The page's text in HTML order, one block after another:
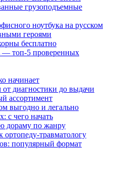
грузоподъемные
ноутбука на русском
героями
бесплатно
— топ-5 проверенных
начинает
диагностики до выдачи
ассортимент
выгодно и легально
с чего начать
дораму по жанру
ортопеду-травматологу
популярный формат